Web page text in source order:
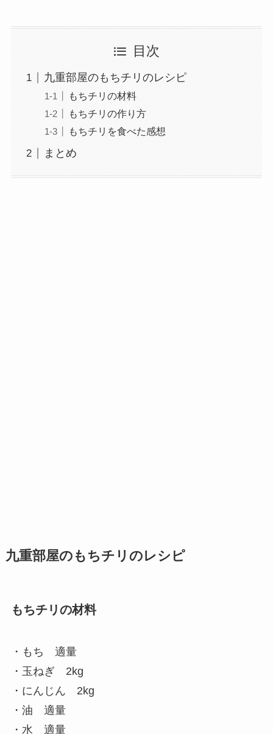
目次
九重部屋のもちチリのレシピ
もちチリの材料
もちチリの作り方
もちチリを食べた感想
まとめ
九重部屋のもちチリのレシピ
もちチリの材料
・もち 適量
・玉ねぎ 2kg
・にんじん 2kg
・油 適量
・水 適量